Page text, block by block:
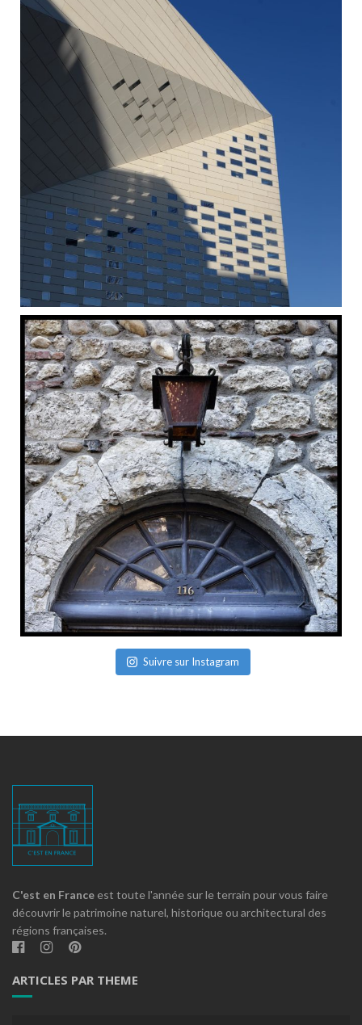
Suivre sur Instagram
C'est en France est toute l'année sur le terrain pour vous faire
découvrir le patrimoine naturel, historique ou architectural des
régions françaises.
ARTICLES PAR THEME